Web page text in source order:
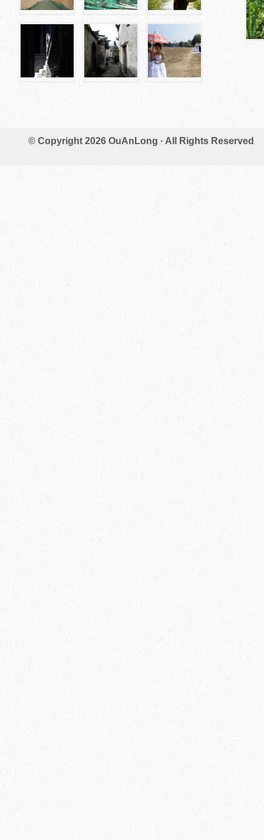
© Copyright 2026 OuAnLong · All Rights Reserved